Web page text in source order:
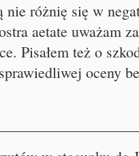
różnię się w
aetate uważam
Pisałem też o
oceny